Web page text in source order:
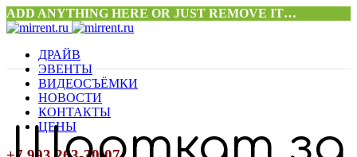
ADD ANYTHING HERE OR JUST REMOVE IT…
ДРАЙВ
ЭВЕНТЫ
ВИДЕОСЪЁМКИ
НОВОСТИ
КОНТАКТЫ
ЦЕНЫ